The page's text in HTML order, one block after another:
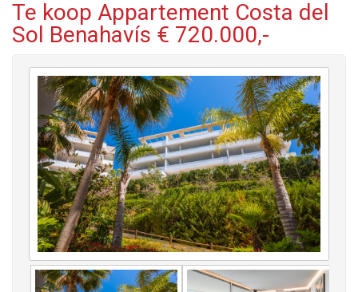
Te koop Appartement Costa del
Sol Benahavís € 720.000,-